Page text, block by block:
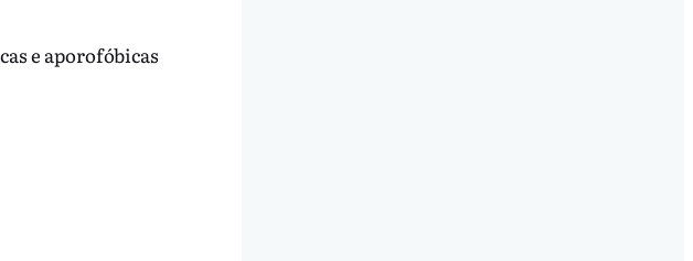
e aporofóbicas